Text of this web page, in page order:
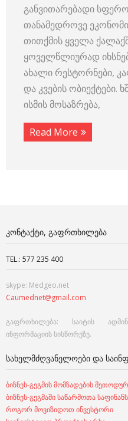
განვითარებადი
თანამედროვე
თითქმის ყველა
ყოველწლიურად
ახალი რესტორნები,
და კვების ობიექტები.
ისმის მოსაზრება,
Read More
ᲙᲝᲜᲢᲐᲥᲢᲘ, ᲒᲐᲤᲠᲗᲮᲘᲚᲔᲑᲐ
TEL.: 577 235 400
skype: Medgeo.net
Caumednet@gmail.com
გაფრთხილება: საიტის
ინფორმაციის სისწორეზე.
ᲡᲐᲮᲔᲚᲛᲫᲦᲕᲐᲜᲔᲚᲝᲔᲑᲘ ᲓᲐ
ბიზნეს-გეგმის მომზადების
ბიზნეს-გეგმაში საწარმოთა
როგორ მოვიზიდოთ ინვესტორი